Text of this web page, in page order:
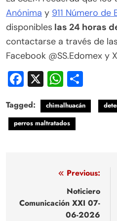
Anónima y 911 Número de
disponibles las 24 horas
contactarse a través de
Facebook @SS.Edomex y
Facebook
X
Tagged: chimalhuacán
perros maltratados
Navegación
entradas
Previous:
Noticiero
Comunicación XXI 07-
06-2026